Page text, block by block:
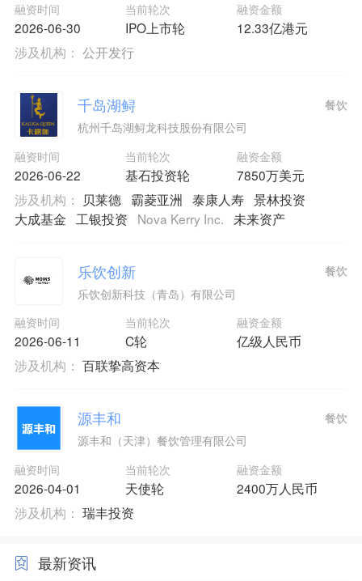
融资时间
2026-06-30
当前轮次
IPO上市轮
融资金额
12.33亿港元
涉及机构： 公开发行
千岛湖鲟
杭州千岛湖鲟龙科技股份有限公司
融资时间
2026-06-22
当前轮次
基石投资轮
融资金额
7850万美元
餐饮
涉及机构： 贝莱德 霸菱亚洲 泰康人寿 景林投资
大成基金
工银投资 Nova Kerry Inc. 未来资产
乐饮创新
乐饮创新科技（青岛）有限公司
融资时间
2026-06-11
当前轮次
C轮
融资金额
亿级人民币
餐饮
涉及机构： 百联挚高资本
源丰和
源丰和（天津）餐饮管理有限公司
融资时间
2026-04-01
当前轮次
天使轮
融资金额
2400万人民币
餐饮
涉及机构： 瑞丰投资
最新资讯